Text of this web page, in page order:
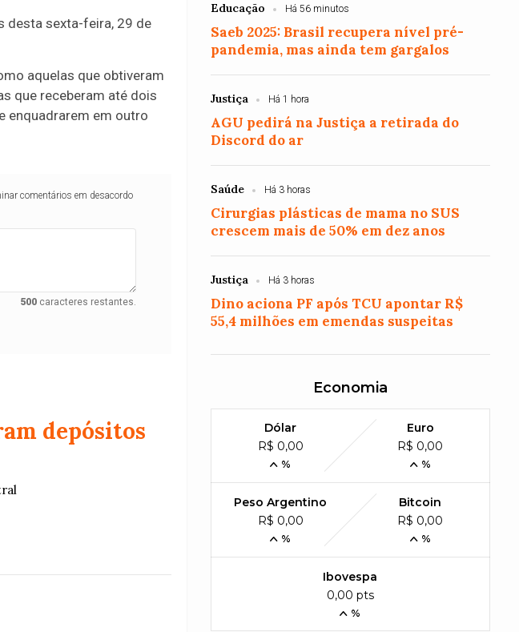
desta sexta-feira, 29 de
aquelas que obtiveram
que receberam até dois
enquadrarem em outro
comentários em desacordo
500caracteres restantes.
depósitos
Educação Há 56 minutos
Saeb 2025: Brasil recupera nível pré-
pandemia, mas ainda tem gargalos
Justiça Há 1 hora
AGU pedirá na Justiça a retirada do
Discord do ar
Saúde Há 3 horas
Cirurgias plásticas de mama no SUS
crescem mais de 50% em dez anos
Justiça Há 3 horas
Dino aciona PF após TCU apontar R$
55,4 milhões em emendas suspeitas
Economia
Dólar
R$ 0,00
%
Euro
R$ 0,00
%
Peso Argentino
R$ 0,00
%
Bitcoin
R$ 0,00
%
Ibovespa
0,00 pts
%